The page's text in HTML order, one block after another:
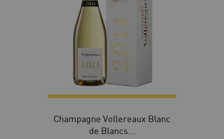
Champagne Vollereaux Blanc
de Blancs...